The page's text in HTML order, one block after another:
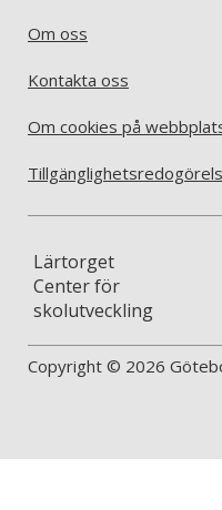
Om oss
Kontakta oss
Om cookies på
Lärtorget
Center för
skolutveckling
Copyright © 2026